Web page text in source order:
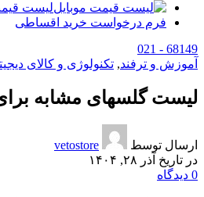
لیست
فرم درخواست خرید اقساطی
68149 - 021
آموزش و ترفند, تکنولوژی و کالای
لیست گلسهای مشابه
ارسال توسط
vetostore
در تاریخ آذر ۲۸, ۱۴۰۴
0 دیدگاه